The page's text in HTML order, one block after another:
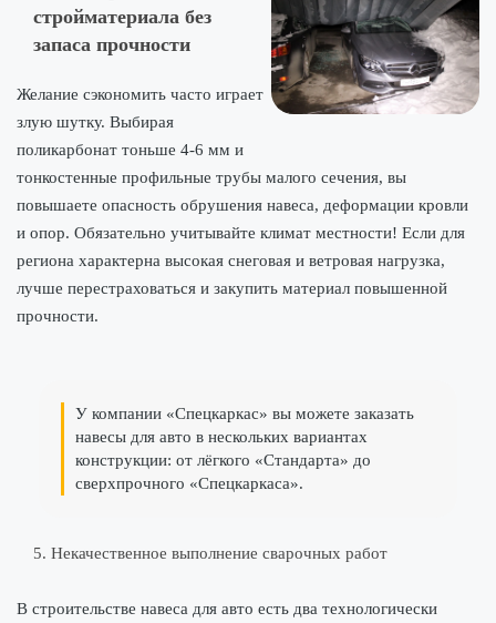
стройматериала без
запаса прочности
Желание сэкономить часто играет
злую шутку. Выбирая
поликарбонат тоньше 4-6 мм и
тонкостенные профильные трубы малого сечения, вы
повышаете опасность обрушения навеса, деформации кровли
и опор. Обязательно учитывайте климат местности! Если для
региона характерна высокая снеговая и ветровая нагрузка,
лучше перестраховаться и закупить материал повышенной
прочности.
У компании «Спецкаркас» вы можете заказать
навесы для авто в нескольких вариантах
конструкции: от лёгкого «Стандарта» до
сверхпрочного «Спецкаркаса».
5. Некачественное выполнение сварочных работ
В строительстве навеса для авто есть два технологически